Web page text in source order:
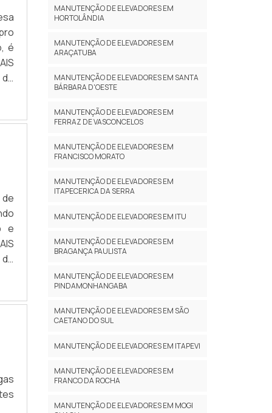
é
e
o
MANUTENÇÃO DE ELEVADORES EM
HORTOLÂNDIA
MANUTENÇÃO DE ELEVADORES EM
ARAÇATUBA
MANUTENÇÃO DE ELEVADORES EM SANTA
BÁRBARA D'OESTE
MANUTENÇÃO DE ELEVADORES EM
FERRAZ DE VASCONCELOS
MANUTENÇÃO DE ELEVADORES EM
FRANCISCO MORATO
MANUTENÇÃO DE ELEVADORES EM
ITAPECERICA DA SERRA
MANUTENÇÃO DE ELEVADORES EM ITU
MANUTENÇÃO DE ELEVADORES EM
BRAGANÇA PAULISTA
MANUTENÇÃO DE ELEVADORES EM
PINDAMONHANGABA
MANUTENÇÃO DE ELEVADORES EM SÃO
CAETANO DO SUL
MANUTENÇÃO DE ELEVADORES EM ITAPEVI
MANUTENÇÃO DE ELEVADORES EM
FRANCO DA ROCHA
MANUTENÇÃO DE ELEVADORES EM MOGI